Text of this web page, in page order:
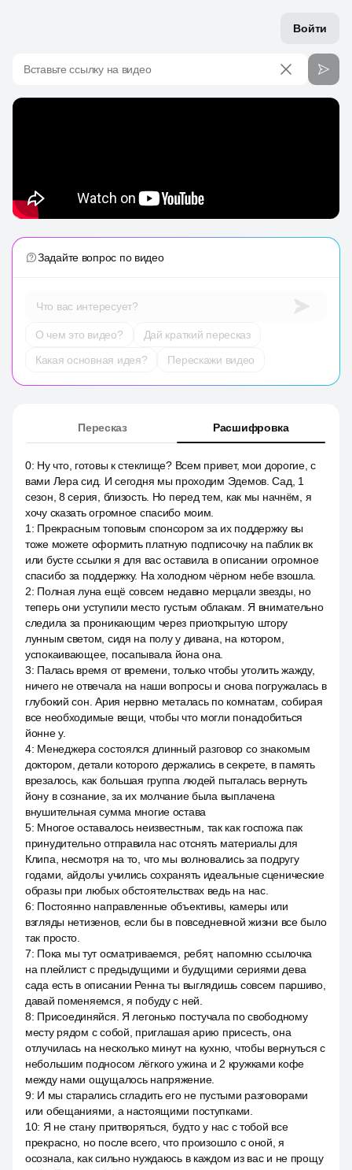
Войти
Вставьте ссылку на видео
Задайте вопрос по видео
Что вас интересует?
О чем это видео?
Дай краткий пересказ
Какая основная идея?
Перескажи видео
Пересказ Расшифровка
0: Ну что, готовы к стеклище? Всем привет, мои дорогие, с
вами Лера сид. И сегодня мы проходим Эдемов. Сад, 1
сезон, 8 серия, близость. Но перед тем, как мы начнём, я
хочу сказать огромное спасибо моим.
1 : Прекрасным топовым спонсором за их поддержку вы
тоже можете оформить платную подписочку на паблик вк
или бусте ссылки я для вас оставила в описании огромное
спасибо за поддержку. На холодном чёрном небе взошла.
2: Полная луна ещё совсем недавно мерцали звезды, но
теперь они уступили место густым облакам. Я внимательно
следила за проникающим через приоткрытую штору
лунным светом, сидя на полу у дивана, на котором,
успокаивающее, посапывала йона она.
3: Палась время от времени, только чтобы утолить жажду,
ничего не отвечала на наши вопросы и снова погружалась в
глубокий сон. Ария нервно металась по комнатам, собирая
все необходимые вещи, чтобы что могли понадобиться
йонне у.
4: Менеджера состоялся длинный разговор со знакомым
доктором, детали которого держались в секрете, в память
врезалось, как большая группа людей пыталась вернуть
йону в сознание, за их молчание была выплачена
внушительная сумма многие остава
5: Многое оставалось неизвестным, так как госпожа пак
принудительно отправила нас отснять материалы для
Клипа, несмотря на то, что мы волновались за подругу
годами, айдолы учились сохранять идеальные сценические
образы при любых обстоятельствах ведь на нас.
6: Постоянно направленные объективы, камеры или
взгляды нетизенов, если бы в повседневной жизни все было
так просто.
7: Пока мы тут осматриваемся, ребят, напомню ссылочка
на плейлист с предыдущими и будущими сериями дева
сада есть в описании Ренна ты выглядишь совсем паршиво,
давай поменяемся, я побуду с ней.
8: Присоединяйся. Я легонько постучала по свободному
месту рядом с собой, приглашая арию присесть, она
отлучилась на несколько минут на кухню, чтобы вернуться с
небольшим подносом лёгкого ужина и 2 кружками кофе
между нами ощущалось напряжение.
9: И мы старались сгладить его не пустыми разговорами
или обещаниями, а настоящими поступками.
10: Я не стану притворяться, будто у нас с тобой все
прекрасно, но после всего, что произошло с оной, я
осознала, как сильно нуждаюсь в каждом из вас и не прощу